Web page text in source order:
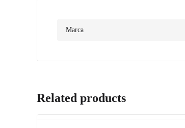
Marca
Related products